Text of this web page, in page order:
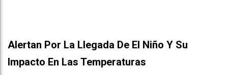
Alertan Por La Llegada De El Niño Y Su
Impacto En Las Temperaturas